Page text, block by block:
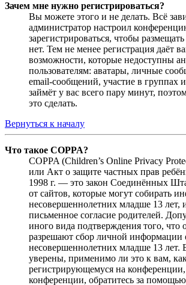
Зачем мне нужно регистрироваться?
Вы можете этого и не делать. Всё
администратор настроил
зарегистрироваться, чтобы
нет. Тем не менее регистрация даёт
возможности, которые недоступны
пользователям: аватары, личные
email-сообщений, участие в группах
займёт у вас всего пару минут,
это сделать.
Вернуться к началу
Что такое COPPA?
COPPA (Children’s Online Privacy
или Акт о защите частных прав
1998 г. — это закон Соединённых
от сайтов, которые могут собирать
несовершеннолетних младше 13 лет,
письменное согласие родителей.
иного вида подтверждения того, что
разрешают сбор личной информации
несовершеннолетних младше 13 лет.
уверены, применимо ли это к вам,
регистрирующемуся на
конференции, обратитесь за